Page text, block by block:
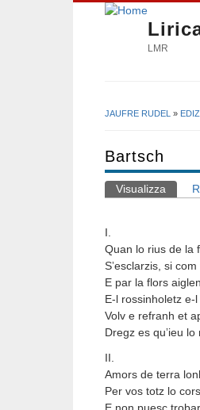
LMR
JAUFRE RUDEL »
Bartsch
Schede
Visualizza
I.
Quan lo rius de la
S’esclarzis, si com
E par la flors
E-l rossinholetz e-l
Volv e refranh et
Dregz es qu’ieu lo
II.
Amors de terra
Per vos totz lo